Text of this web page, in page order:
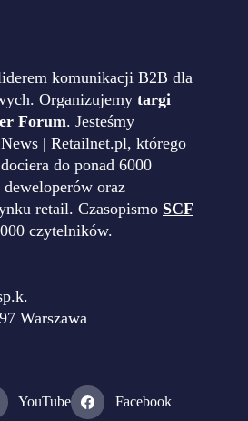
komunikacji B2B dla
Organizujemy targi
Forum. Jesteśmy
| Retailnet.pl, którego
dociera do ponad 6000
oraz
retail. Czasopismo SCF
czytelników.
Warszawa
YouTube Facebook